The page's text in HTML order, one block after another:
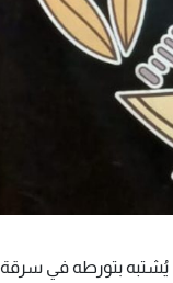
يُشتبه بتورطه في سرقة